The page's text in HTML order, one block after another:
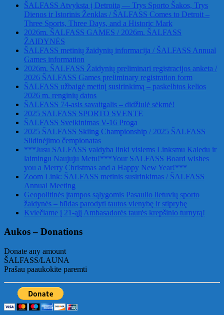
ŠALFASS Atvyksta į Detroitą — Trys Sporto Šakos, Trys
Dienos ir Istorinis Ženklas / ŠALFASS Comes to Detroit –
Three Sports, Three Days, and a Historic Mark
2026m. ŠALFASS GAMES / 2026m. ŠALFASS
ŽAIDYNĖS
ŠALFASS metinių žaidynių informacija / ŠALFASS Annual
Games information
2026m. ŠALFASS Žaidynių preliminari registracijos anketa /
2026 ŠALFASS Games preliminary registration form
ŠALFASS užbaigė metinį susirinkimą – paskelbtos kelios
2026 m. renginių datos
ŠALFASS 74-asis savaitgalis – didžiulė sėkmė!
2025 SALFASS SPORTO SVENTE
ŠALFASS Sveikinimas V-16 Proga
2025 ŠALFASS Skiing Championship / 2025 ŠALFASS
Slidinėjimo čempionatas
***Jusu SALFASS valdyba linki visiems Linksmu Kaledu ir
laimingu Naujuju Metu!***Your SALFASS Board wishes
you a Merry Christmas and a Happy New Year!***
Zoom Link: ŠALFASS metinis susirinkimas / ŠALFASS
Annual Meeting
Geopolitinės įtampos sąlygomis Pasaulio lietuvių sporto
žaidynės – būdas parodyti tautos vienybę ir stiprybę
Kviečiame į 21-ąjį Ambasadorės taurės krepšinio turnyrą!
Aukos – Donations
Donate any amount
ŠALFASS/LAUNA
Prašau paaukokite paremti